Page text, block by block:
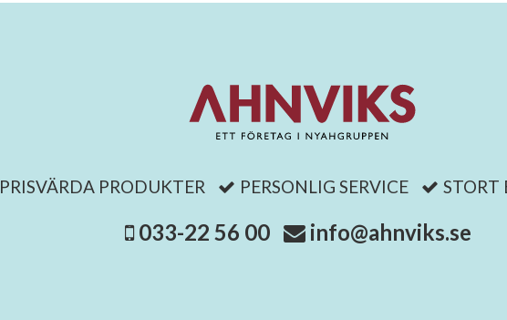
PRISVÄRDA PRODUKTER PERSONLIG SERVICE STORT
033-22 56 00 info@ahnviks.se